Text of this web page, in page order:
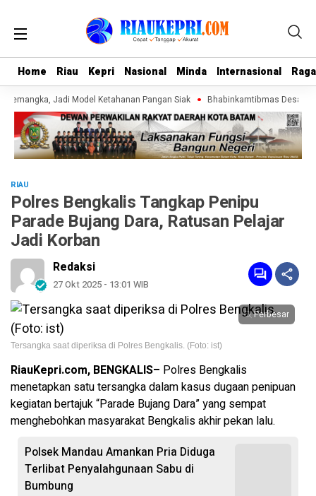
Home Riau Kepri Nasional Minda Internasional
Home Riau Kepri Nasional Minda Internasional
Jadi Model Ketahanan Pangan Siak Bhabinkamtibmas Desa
RIAU
Polres Bengkalis Tangkap Penipu
Parade Bujang Dara, Ratusan Pelajar
Jadi Korban
Redaksi
27 Okt 2025 - 13:01 WIB
Perbesar
Tersangka saat diperiksa di Polres Bengkalis. (Foto: ist)
RiauKepri.com, BENGKALIS– Polres Bengkalis
menetapkan satu tersangka dalam kasus dugaan penipuan
kegiatan bertajuk “Parade Bujang Dara” yang sempat
menghebohkan masyarakat Bengkalis akhir pekan lalu.
Polsek Mandau Amankan Pria Diduga
Terlibat Penyalahgunaan Sabu di
Bumbung